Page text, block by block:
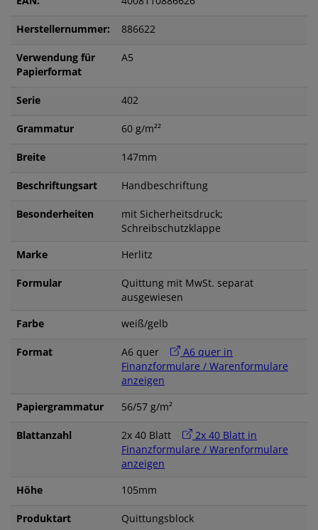
Herstellernummer: 886622
Verwendung für
Papierformat
A5
Serie 402
Grammatur 60 g/m²²
Breite 147mm
Beschriftungsart Handbeschriftung
Besonderheiten
mit Sicherheitsdruck;
Schreibschutzklappe
Marke
Herlitz
Formular
Quittung mit MwSt. separat
ausgewiesen
Farbe
weiß/gelb
Format A6 quer
A6 quer in
Finanzformulare / Warenformulare
anzeigen
Papiergrammatur
56/57 g/m²
Blattanzahl 2x 40 Blatt
2x 40 Blatt in
Finanzformulare / Warenformulare
anzeigen
Höhe
105mm
Produktart Quittungsblock